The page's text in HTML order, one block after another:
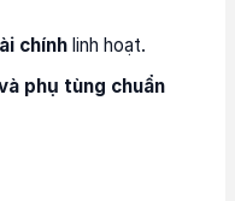
chính linh hoạt.
phụ tùng chuẩn